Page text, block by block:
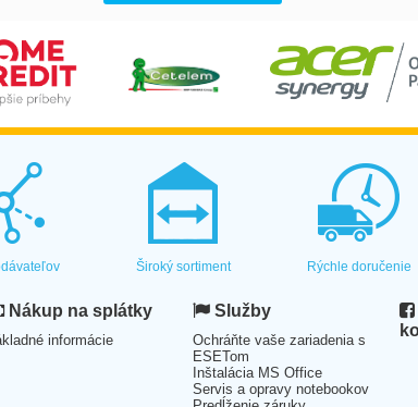
Široký sortiment Rýchle doručenie
Nákup na splátky
informácie
Služby
Ochráňte vaše zariadenia s
ESETom
Inštalácia MS Office
Servis a opravy notebookov